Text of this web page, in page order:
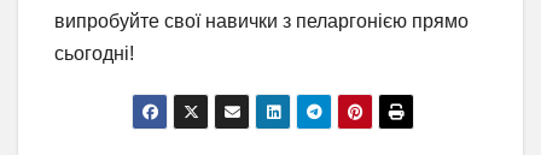
випробуйте свої навички з пеларгонією прямо
сьогодні!